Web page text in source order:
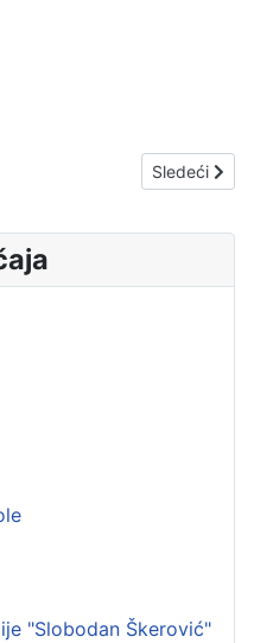
Aljaskom, Džon GrinSledeći
Sledeći
"Slobodan Škerović"